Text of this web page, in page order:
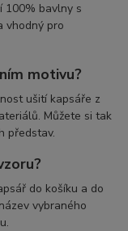
100% bavlny s
vhodný pro
motivu?
ušití kapsáře z
Můžete si tak
představ.
do košíku a do
vybraného